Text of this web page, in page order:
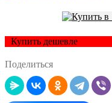
Купить дешевле
Поделиться